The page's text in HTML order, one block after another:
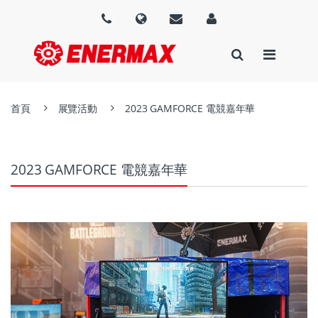
首頁 展覽活動 2023 GAMFORCE 電競嘉年華
2023 GAMFORCE 電競嘉年華